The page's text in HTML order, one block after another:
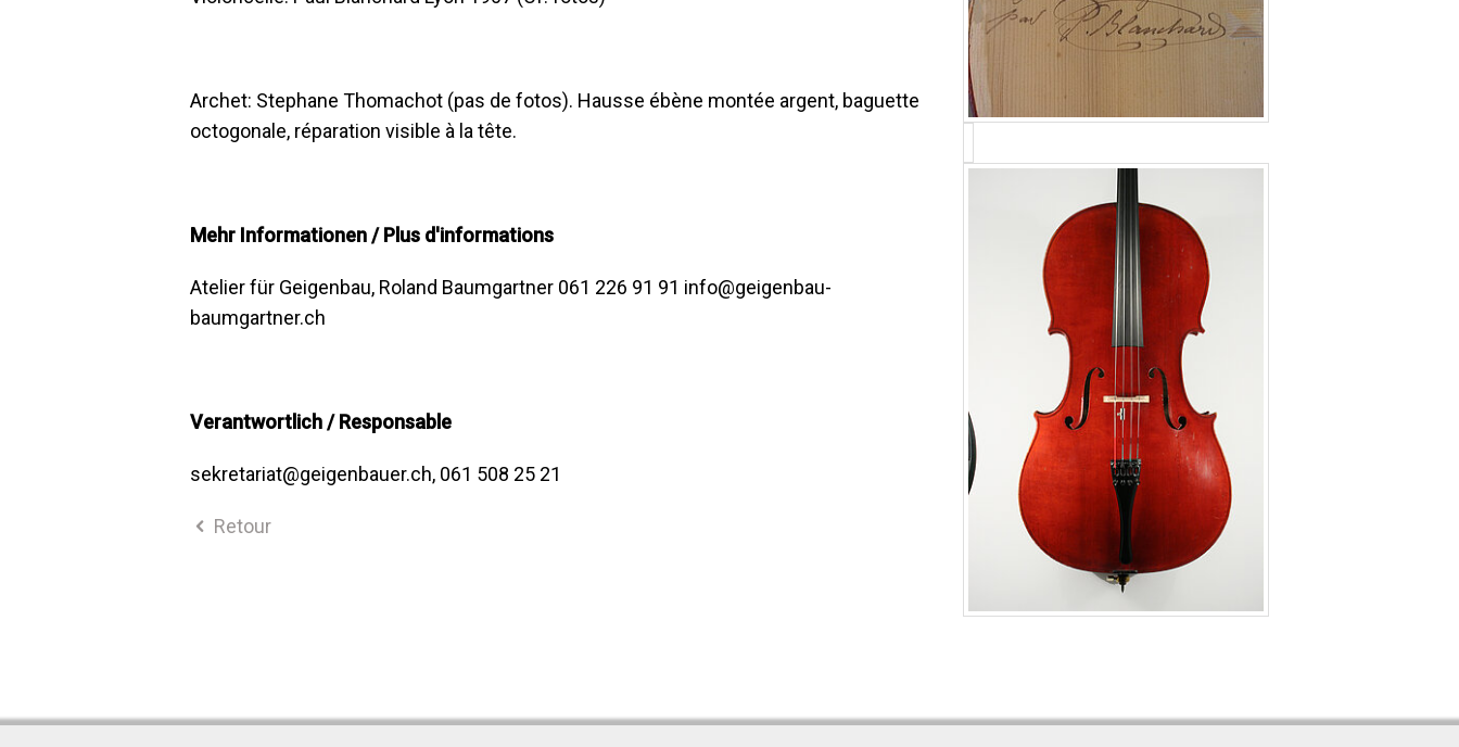
Archet: Stephane Thomachot (pas de fotos). Hausse ébène montée argent, baguette
octogonale, réparation visible à la tête.
Mehr Informationen / Plus d'informations
Atelier für Geigenbau, Roland Baumgartner 061 226 91 91 info@geigenbau-
baumgartner.ch
Verantwortlich / Responsable
sekretariat@geigenbauer.ch, 061 508 25 21
Retour